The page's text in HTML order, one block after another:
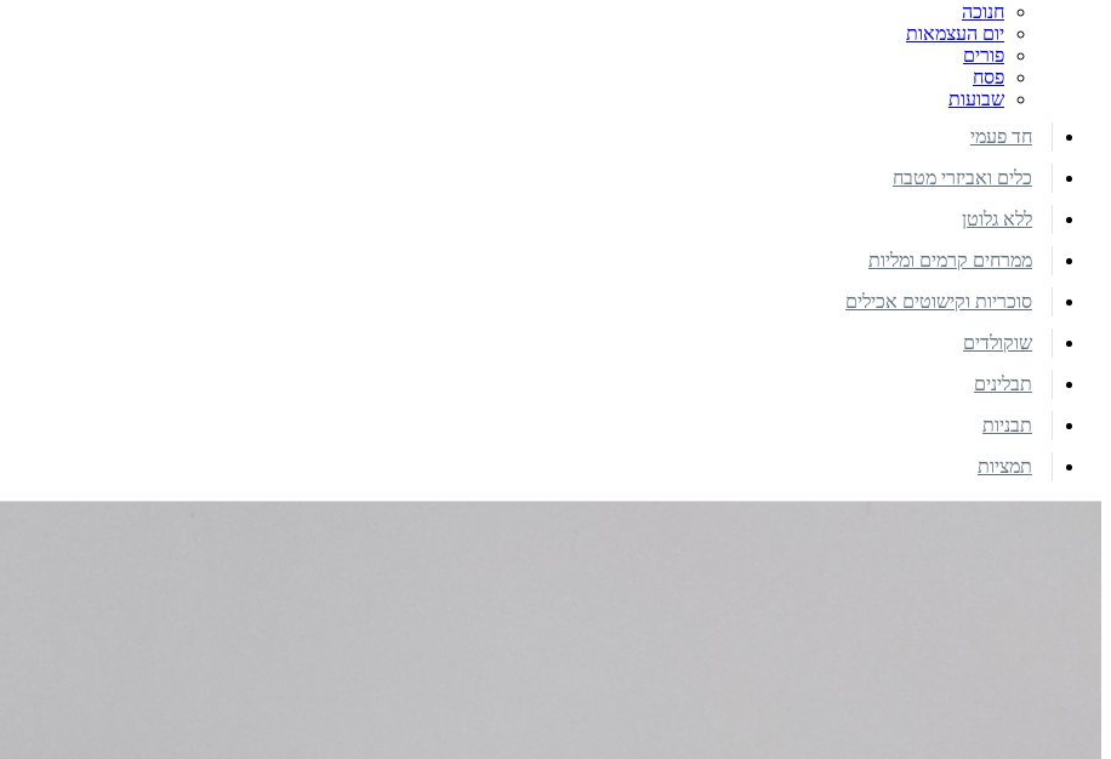
חנוכה
יום העצמאות
פורים
פסח
שבועות
חד פעמי
כלים ואביזרי מטבח
ללא גלוטן
ממרחים קרמים ומליות
סוכריות וקישוטים אכילים
שוקולדים
תבלינים
תבניות
תמציות